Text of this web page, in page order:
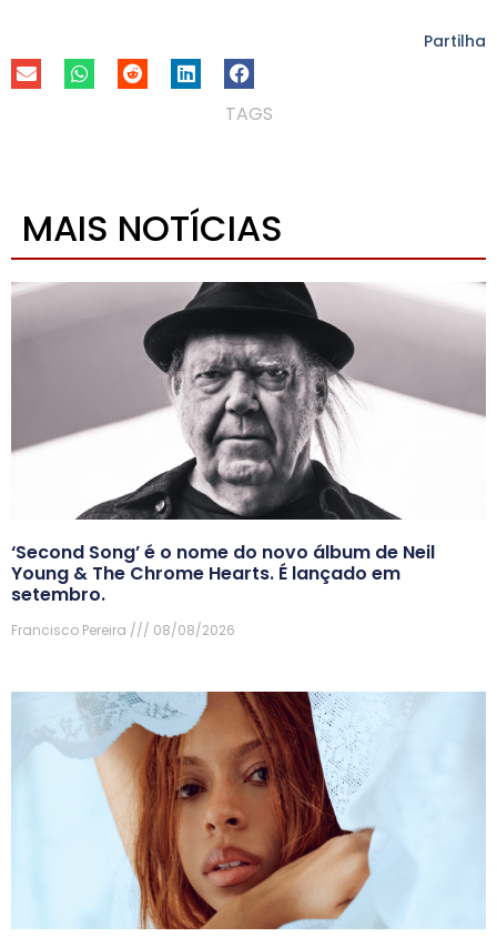
Partilha
TAGS
MAIS NOTÍCIAS
‘Second Song’ é o nome do novo álbum de Neil
Young & The Chrome Hearts. É lançado em
setembro.
Francisco Pereira 08/08/2026